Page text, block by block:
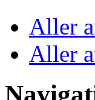
Aller
Aller